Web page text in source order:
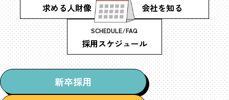
求める人財像 会社を知る
SCHEDULE/FAQ
採用スケジュール
新卒採用